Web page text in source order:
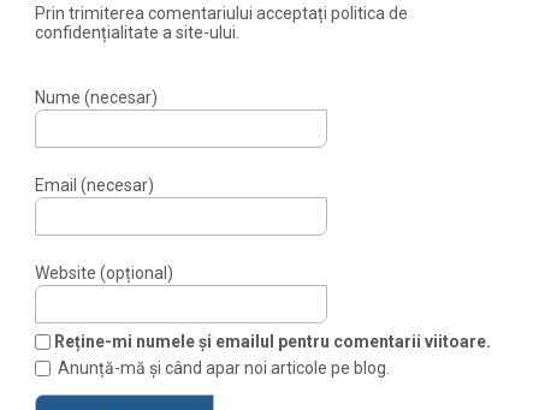
Prin trimiterea comentariului acceptați politica de
confidențialitate a site-ului.
Nume (necesar)
Email (necesar)
Website (opțional)
Reține-mi numele și emailul pentru comentarii viitoare.
Anunță-mă și când apar noi articole pe blog.